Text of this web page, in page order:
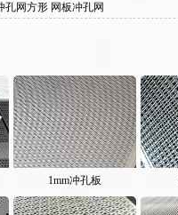
孔网方形 网板冲孔网
1mm冲孔板